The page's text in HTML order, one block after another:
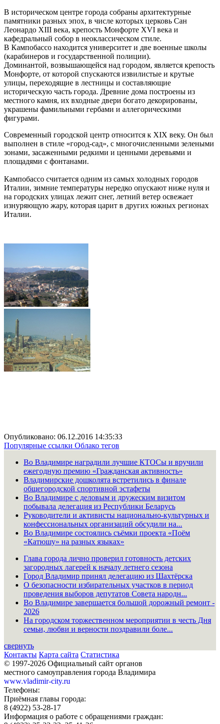
В историческом центре города собраны архитектурные
памятники разных эпох, в числе которых церковь Сан
Леонардо XIII века, крепость Монфорте XVI века и
кафедральный собор в неоклассическом стиле.
В Кампобассо находится университет и две военные школы
(карабинеров и государственной полиции).
Доминантой, возвышающейся над городом, является крепость
Монфорте, от которой спускаются извилистые и крутые
улицы, переходящие в лестницы и составляющие
историческую часть города. Древние дома построены из
местного камня, их входные двери богато декорированы,
украшены фамильными гербами и аллегорическими
фигурами.
Современный городской центр относится к XIX веку. Он был
выполнен в стиле «город-сад», с многочисленными зелеными
зонами, засаженными редкими и ценными деревьями и
площадями с фонтанами.
Кампобассо считается одним из самых холодных городов
Италии, зимние температуры нередко опускают ниже нуля и
на городских улицах лежит снег, летний ветер освежает
изнуряющую жару, которая царит в других южных регионах
Италии.
Опубликовано: 06.12.2016 14:35:33
Популярные ссылки Облако тегов
Во Владимире наградили лучшие КТОСы и вручили
ежегодную премию «Гражданская активность»
Владимирские дошколята встретились в финале
общегородской спортивной эстафеты
Во Владимире с деловым и дружеским визитом
побывала делегация из Республики Беларусь
Руководители и активисты национально-культурных и
конфессиональных организаций обсудили на...
Во Владимире состоялись съёмки проекта «Поём
«Катюшу» на разных языках»
Глава города лично проверил готовность детских
загородных лагерей к началу летнего сезона
Город Владимир принял делегацию из Шахтёрска
О безопасности избирательных участков в период
проведения выборов депутатов Совета народн...
Во Владимире завершается большой дорожный ремонт -
2026
На городском торжественном мероприятии в честь Дня
семьи, любви и верности поздравили боле...
свернуть
Контакты Карта сайта Статистика
© 1997-2026 Официальный сайт органов
местного самоуправления города Владимира
www.vladimir-city.ru
Телефоны:
Приёмная главы города:
8 (4922) 53-28-17
Информация о работе с обращениями граждан: